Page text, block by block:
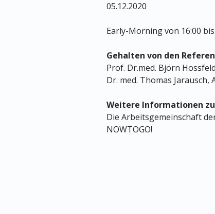
05.12.2020
Early-Morning von 16:00 bis
Gehalten von den
Prof. Dr.med. Björn
Dr. med. Thomas
Weitere Informationen
Die Arbeitsgemeinschaft
NOWTOGO!